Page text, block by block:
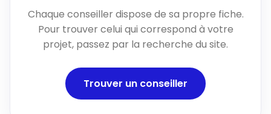
Chaque conseiller dispose de sa propre fiche.
Pour trouver celui qui correspond à votre
projet, passez par la recherche du site.
Trouver un conseiller